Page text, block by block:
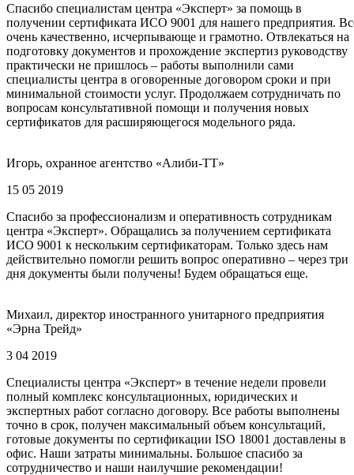
Спасибо специалистам центра «Эксперт» за помощь в
получении сертификата ИСО 9001 для нашего предприятия.
очень качественно, исчерпывающе и грамотно. Отвлекаться на
подготовку документов и прохождение экспертиз руководству
практически не пришлось – работы выполнили сами
специалисты центра в оговоренные договором сроки и при
минимальной стоимости услуг. Продолжаем сотрудничать по
вопросам консультативной помощи и получения новых
сертификатов для расширяющегося модельного ряда.
Игорь, охранное агентство «Алиби-ТТ»
15 05 2019
Спасибо за профессионализм и оперативность сотрудникам
центра «Эксперт». Обращались за получением сертификата
ИСО 9001 к нескольким сертификаторам. Только здесь нам
действительно помогли решить вопрос оперативно – через три
дня документы были получены! Будем обращаться еще.
Михаил, директор иностранного унитарного предприятия
«Эрна Трейд»
3 04 2019
Специалисты центра «Эксперт» в течение недели провели
полный комплекс консультационных, юридических и
экспертных работ согласно договору. Все работы выполнены
точно в срок, получен максимальный объем консультаций,
готовые документы по сертификации ISO 18001 доставлены в
офис. Наши затраты минимальны. Большое спасибо за
сотрудничество и наши наилучшие рекомендации!